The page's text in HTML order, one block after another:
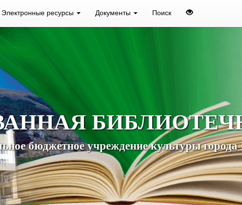
Электронные ресурсы Документы Поиск
бюджетное учреждение культуры города